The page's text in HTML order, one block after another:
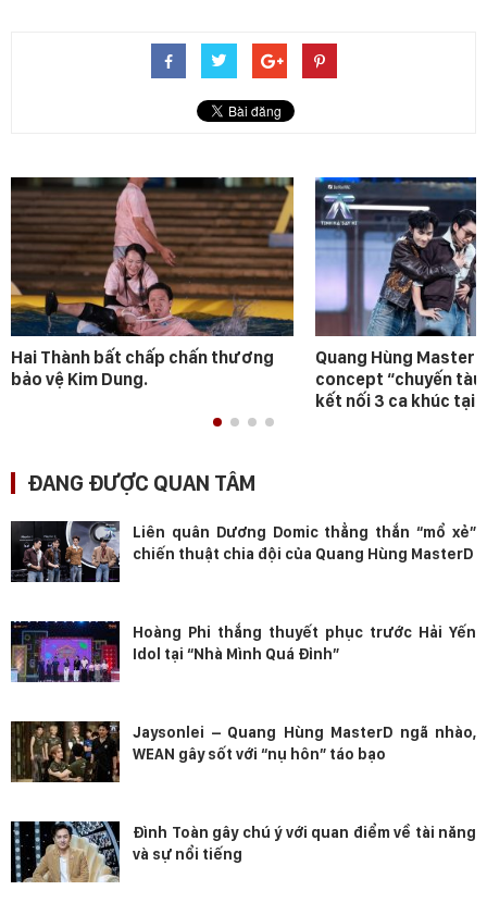
Hai Thành bất chấp chấn thương
bảo vệ Kim Dung.
Quang Hùng
concept “chuyến tàu
kết nối 3 ca khúc tại
ĐANG ĐƯỢC QUAN TÂM
Liên quân Dương Domic thẳng thắn “mổ xẻ”
chiến thuật chia đội của Quang Hùng MasterD
Hoàng Phi thắng thuyết phục trước Hải Yến
Idol tại “Nhà Mình Quá Đỉnh”
Jaysonlei – Quang Hùng MasterD ngã nhào,
WEAN gây sốt với “nụ hôn” táo bạo
Đình Toàn gây chú ý với quan điểm về tài năng
và sự nổi tiếng